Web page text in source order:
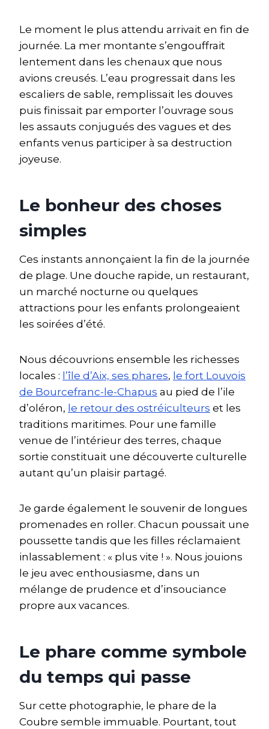
Le moment le plus attendu arrivait en fin de
journée. La mer montante s’engouffrait
lentement dans les chenaux que nous
avions creusés. L’eau progressait dans les
escaliers de sable, remplissait les douves
puis finissait par emporter l’ouvrage sous
les assauts conjugués des vagues et des
enfants venus participer à sa destruction
joyeuse.
Le bonheur des choses
simples
Ces instants annonçaient la fin de la journée
de plage. Une douche rapide, un restaurant,
un marché nocturne ou quelques
attractions pour les enfants prolongeaient
les soirées d’été.
Nous découvrions ensemble les richesses
locales : l’île d’Aix, ses phares, le fort Louvois
de Bourcefranc-le-Chapus au pied de l’ile
d’oléron, le retour des ostréiculteurs et les
traditions maritimes. Pour une famille
venue de l’intérieur des terres, chaque
sortie constituait une découverte culturelle
autant qu’un plaisir partagé.
Je garde également le souvenir de longues
promenades en roller. Chacun poussait une
poussette tandis que les filles réclamaient
inlassablement : « plus vite ! ». Nous jouions
le jeu avec enthousiasme, dans un
mélange de prudence et d’insouciance
propre aux vacances.
Le phare comme symbole
du temps qui passe
Sur cette photographie, le phare de la
Coubre semble immuable. Pourtant, tout